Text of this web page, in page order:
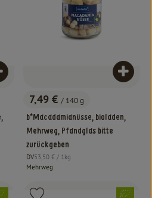
zum Warenkorb hinzufügen
, Preis:
7,49 € / 140 g
b*Macadamianüsse, bioladen,
Mehrweg, Pfandglas bitte
zurückgeben
, Herkunft:
DV, Referenzpreis:
53,50 € / 1kg
Mehrweg
, Verband: